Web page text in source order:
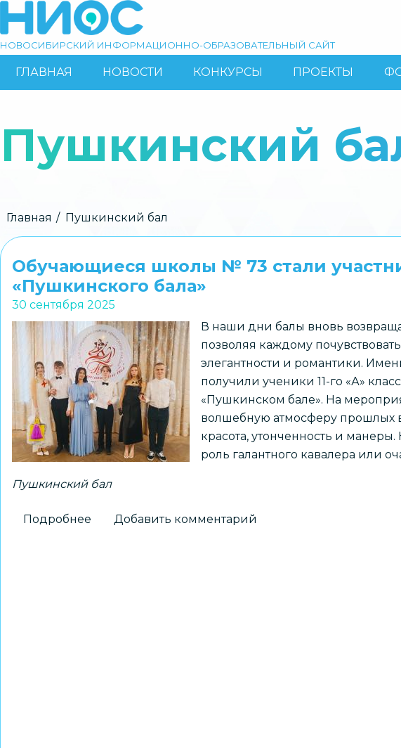
основному
Поиск
НОВОСИБИРСКИЙ ИНФОРМАЦИОННО-ОБРАЗОВАТЕЛЬНЫЙ САЙТ
ОСНОВНАЯ
ГЛАВНАЯ НОВОСТИ КОНКУРСЫ ПРОЕКТЫ
Пушкинский
Строка
навигации
Главная Пушкинский бал
Обучающиеся школы № 73 стали
«Пушкинского бала»
30 сентября 2025
В наши дни балы вновь
позволяя каждому
элегантности и романтики.
получили ученики 11-го «А»
«Пушкинском бале». На
волшебную атмосферу прошлых
красота, утонченность и
роль галантного кавалера или
Пушкинский бал
Подробнее Добавить комментарий